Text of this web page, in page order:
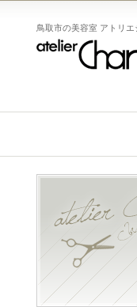
鳥取市の美容室 アトリエ